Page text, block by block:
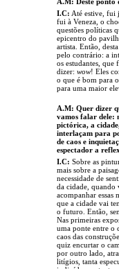
I.C: Até estive, fui
fui à Veneza, o
questões políticas
epicentro do
artista. Então,
pelo contrário: a
os estudantes, que
dizer: wow! Eles
o que é bom para
para uma maior
A.M: Quer dizer
vamos falar dele:
pictórica, a
interlaçam para
de caos e
espectador a
I.C: Sobre as
mais sobre a
necessidade de
da cidade, quando
acompanhar
que a cidade vai
o futuro. Então,
Nas primeiras
uma ponte entre o
caos das
quiz encurtar o
por outro lado,
litígios, tanta